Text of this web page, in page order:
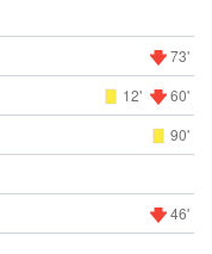
73'
12' 60'
90'
46'